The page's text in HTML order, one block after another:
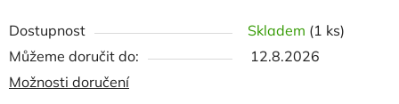
Dostupnost Skladem (1 ks)
Můžeme doručit do:
12.8.2026
Možnosti doručení